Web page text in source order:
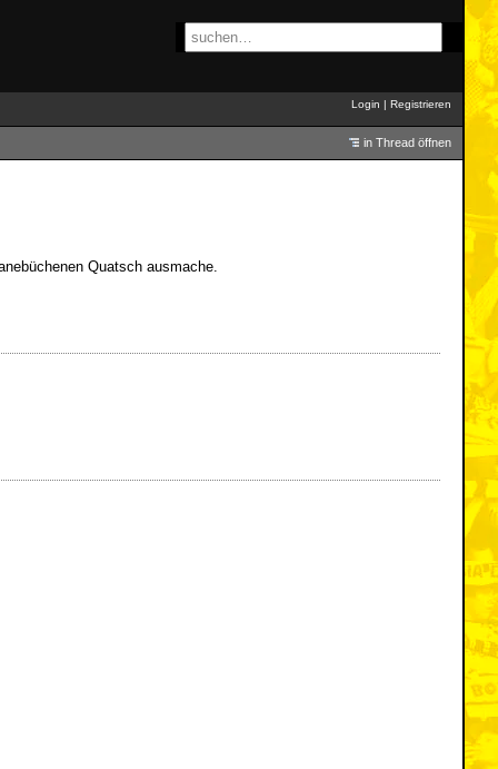
Login | Registrieren
in Thread öffnen
Quatsch ausmache.